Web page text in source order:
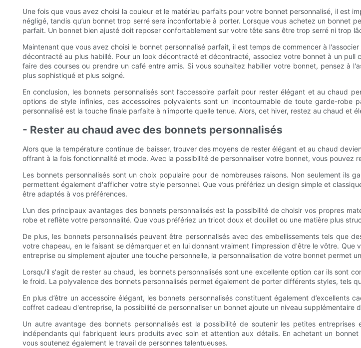
Une fois que vous avez choisi la couleur et le matériau parfaits pour votre bonnet personnalisé, il est
négligé, tandis qu’un bonnet trop serré sera inconfortable à porter. Lorsque vous achetez un bonnet
parfait. Un bonnet bien ajusté doit reposer confortablement sur votre tête sans être trop serré ni trop
Maintenant que vous avez choisi le bonnet personnalisé parfait, il est temps de commencer à
décontracté au plus habillé. Pour un look décontracté et décontracté, associez votre bonnet à un
faire des courses ou prendre un café entre amis. Si vous souhaitez habiller votre bonnet, pensez à
plus sophistiqué et plus soigné.
En conclusion, les bonnets personnalisés sont l’accessoire parfait pour rester élégant et au chaud
options de style infinies, ces accessoires polyvalents sont un incontournable de toute garde-
personnalisé est la touche finale parfaite à n'importe quelle tenue. Alors, cet hiver, restez au chaud
- Rester au chaud avec des bonnets personnalisés
Alors que la température continue de baisser, trouver des moyens de rester élégant et au chaud
offrant à la fois fonctionnalité et mode. Avec la possibilité de personnaliser votre bonnet, vous pouvez
Les bonnets personnalisés sont un choix populaire pour de nombreuses raisons. Non seulement
permettent également d'afficher votre style personnel. Que vous préfériez un design simple et
être adaptés à vos préférences.
L’un des principaux avantages des bonnets personnalisés est la possibilité de choisir vos propres
robe et reflète votre personnalité. Que vous préfériez un tricot doux et douillet ou une matière plus
De plus, les bonnets personnalisés peuvent être personnalisés avec des embellissements tels que
votre chapeau, en le faisant se démarquer et en lui donnant vraiment l'impression d'être le vôtre.
entreprise ou simplement ajouter une touche personnelle, la personnalisation de votre bonnet permet
Lorsqu'il s'agit de rester au chaud, les bonnets personnalisés sont une excellente option car ils sont
le froid. La polyvalence des bonnets personnalisés permet également de porter différents styles, tels
En plus d’être un accessoire élégant, les bonnets personnalisés constituent également
coffret cadeau d'entreprise, la possibilité de personnaliser un bonnet ajoute un niveau supplémentaire
Un autre avantage des bonnets personnalisés est la possibilité de soutenir les petites
indépendants qui fabriquent leurs produits avec soin et attention aux détails. En achetant un
vous soutenez également le travail de personnes talentueuses.